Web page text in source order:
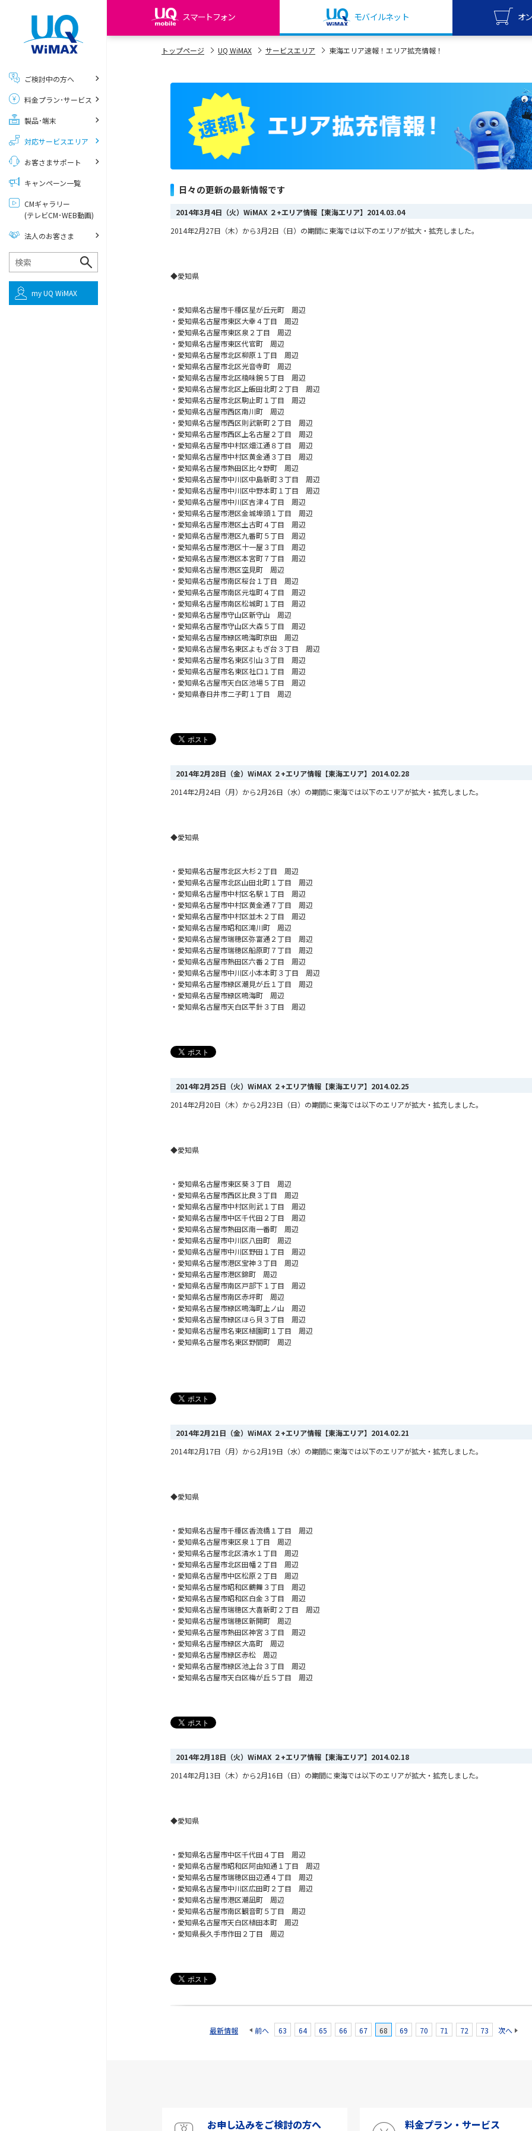
スマートフォン モバイルネット オ
my UQ WiMAX
My UQ mobile
UQ mobile ご契約の方
UQ mobile
データチャージサイト
UQ
オンラ
トップページ UQ WiMAX サービスエリア 東海エリア速報！エリア拡充情報！
日々の更新の最新情報です
2014年3月4日（火）WiMAX ２+エリア情報【東海エリア】 2014.03.04
2014年2月27日（木）から3月2日（日）の期間に東海では以下のエリアが拡大・拡充しました。
◆愛知県
・愛知県名古屋市千種区星が丘元町 周辺
・愛知県名古屋市東区大幸４丁目 周辺
・愛知県名古屋市東区泉２丁目 周辺
・愛知県名古屋市東区代官町 周辺
・愛知県名古屋市北区柳原１丁目 周辺
・愛知県名古屋市北区光音寺町 周辺
・愛知県名古屋市北区楠味鋺５丁目 周辺
・愛知県名古屋市北区上飯田北町２丁目 周辺
・愛知県名古屋市北区駒止町１丁目 周辺
・愛知県名古屋市西区南川町 周辺
・愛知県名古屋市西区則武新町２丁目 周辺
・愛知県名古屋市西区上名古屋２丁目 周辺
・愛知県名古屋市中村区畑江通８丁目 周辺
・愛知県名古屋市中村区黄金通３丁目 周辺
・愛知県名古屋市熱田区比々野町 周辺
・愛知県名古屋市中川区中島新町３丁目 周辺
・愛知県名古屋市中川区中野本町１丁目 周辺
・愛知県名古屋市中川区吉津４丁目 周辺
・愛知県名古屋市港区金城埠頭１丁目 周辺
・愛知県名古屋市港区土古町４丁目 周辺
・愛知県名古屋市港区九番町５丁目 周辺
・愛知県名古屋市港区十一屋３丁目 周辺
・愛知県名古屋市港区本宮町７丁目 周辺
・愛知県名古屋市港区空見町 周辺
・愛知県名古屋市南区桜台１丁目 周辺
・愛知県名古屋市南区元塩町４丁目 周辺
・愛知県名古屋市南区松城町１丁目 周辺
・愛知県名古屋市守山区新守山 周辺
・愛知県名古屋市守山区大森５丁目 周辺
・愛知県名古屋市緑区鳴海町京田 周辺
・愛知県名古屋市名東区よもぎ台３丁目 周辺
・愛知県名古屋市名東区引山３丁目 周辺
・愛知県名古屋市名東区社口１丁目 周辺
・愛知県名古屋市天白区池場５丁目 周辺
・愛知県春日井市二子町１丁目 周辺
2014年2月28日（金）WiMAX ２+エリア情報【東海エリア】 2014.02.28
2014年2月24日（月）から2月26日（水）の期間に東海では以下のエリアが拡大・拡充しました。
◆愛知県
・ 愛知県名古屋市北区大杉２丁目 周辺
・愛知県名古屋市北区山田北町１丁目 周辺
・愛知県名古屋市中村区名駅１丁目 周辺
・愛知県名古屋市中村区黄金通７丁目 周辺
・愛知県名古屋市中村区並木２丁目 周辺
・愛知県名古屋市昭和区滝川町 周辺
・愛知県名古屋市瑞穂区弥富通２丁目 周辺
・愛知県名古屋市瑞穂区船原町７丁目 周辺
・愛知県名古屋市熱田区六番２丁目 周辺
・愛知県名古屋市中川区小本本町３丁目 周辺
・愛知県名古屋市緑区潮見が丘１丁目 周辺
・愛知県名古屋市緑区鳴海町 周辺
・愛知県名古屋市天白区平針３丁目 周辺
2014年2月25日（火）WiMAX ２+エリア情報【東海エリア】 2014.02.25
2014年2月20日（木）から2月23日（日）の期間に東海では以下のエリアが拡大・拡充しました。
◆愛知県
・愛知県名古屋市東区葵３丁目 周辺
・愛知県名古屋市西区比良３丁目 周辺
・愛知県名古屋市中村区則武１丁目 周辺
・愛知県名古屋市中区千代田２丁目 周辺
・愛知県名古屋市熱田区南一番町 周辺
・愛知県名古屋市中川区八田町 周辺
・愛知県名古屋市中川区野田１丁目 周辺
・愛知県名古屋市港区宝神３丁目 周辺
・愛知県名古屋市港区錦町 周辺
・愛知県名古屋市南区戸部下１丁目 周辺
・愛知県名古屋市南区赤坪町 周辺
・愛知県名古屋市緑区鳴海町上ノ山 周辺
・愛知県名古屋市緑区ほら貝３丁目 周辺
・愛知県名古屋市名東区植園町１丁目 周辺
・愛知県名古屋市名東区野間町 周辺
2014年2月21日（金）WiMAX ２+エリア情報【東海エリア】 2014.02.21
2014年2月17日（月）から2月19日（水）の期間に東海では以下のエリアが拡大・拡充しました。
◆愛知県
・ 愛知県名古屋市千種区香流橋１丁目 周辺
・愛知県名古屋市東区泉１丁目 周辺
・愛知県名古屋市北区清水１丁目 周辺
・愛知県名古屋市北区田幡２丁目 周辺
・愛知県名古屋市中区松原２丁目 周辺
・愛知県名古屋市昭和区鶴舞３丁目 周辺
・愛知県名古屋市昭和区白金３丁目 周辺
・愛知県名古屋市瑞穂区大喜新町２丁目 周辺
・愛知県名古屋市瑞穂区新開町 周辺
・愛知県名古屋市熱田区神宮３丁目 周辺
・愛知県名古屋市緑区大高町 周辺
・愛知県名古屋市緑区赤松 周辺
・愛知県名古屋市緑区池上台３丁目 周辺
・愛知県名古屋市天白区梅が丘５丁目 周辺
2014年2月18日（火）WiMAX ２+エリア情報【東海エリア】 2014.02.18
2014年2月13日（木）から2月16日（日）の期間に東海では以下のエリアが拡大・拡充しました。
◆愛知県
・愛知県名古屋市中区千代田４丁目 周辺
・愛知県名古屋市昭和区阿由知通１丁目 周辺
・愛知県名古屋市瑞穂区田辺通４丁目 周辺
・愛知県名古屋市中川区広田町２丁目 周辺
・愛知県名古屋市港区潮凪町 周辺
・愛知県名古屋市南区観音町５丁目 周辺
・愛知県名古屋市天白区植田本町 周辺
・愛知県長久手市作田２丁目 周辺
最新情報 前へ 63 64 65 66 67 68 69 70 71 72 73 次へ
お申し込みをご検討の方へ 料金プラン・サービス
ご検討中の方へ
料金プラン･サービス
製品･端末
対応サービスエリア
お客さまサポート
キャンペーン一覧
CMギャラリー
(テレビCM･WEB動画)
法人のお客さま
my UQ WiMAX